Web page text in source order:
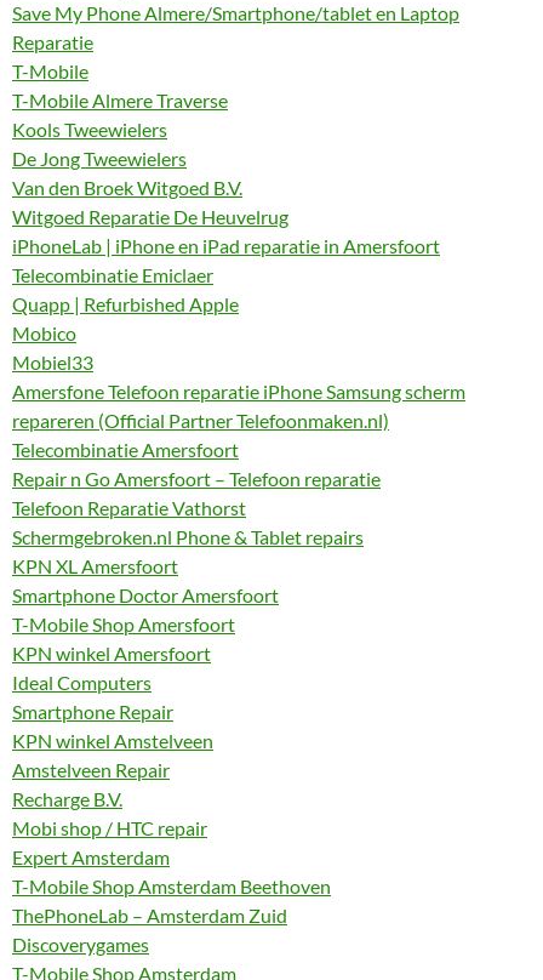
Save My Phone Almere/Smartphone/tablet en Laptop
Reparatie
T-Mobile
T-Mobile Almere Traverse
Kools Tweewielers
De Jong Tweewielers
Van den Broek Witgoed B.V.
Witgoed Reparatie De Heuvelrug
iPhoneLab | iPhone en iPad reparatie in Amersfoort
Telecombinatie Emiclaer
Quapp | Refurbished Apple
Mobico
Mobiel33
Amersfone Telefoon reparatie iPhone Samsung scherm
repareren (Official Partner Telefoonmaken.nl)
Telecombinatie Amersfoort
Repair n Go Amersfoort – Telefoon reparatie
Telefoon Reparatie Vathorst
Schermgebroken.nl Phone & Tablet repairs
KPN XL Amersfoort
Smartphone Doctor Amersfoort
T-Mobile Shop Amersfoort
KPN winkel Amersfoort
Ideal Computers
Smartphone Repair
KPN winkel Amstelveen
Amstelveen Repair
Recharge B.V.
Mobi shop / HTC repair
Expert Amsterdam
T-Mobile Shop Amsterdam Beethoven
ThePhoneLab – Amsterdam Zuid
Discoverygames
T-Mobile Shop Amsterdam